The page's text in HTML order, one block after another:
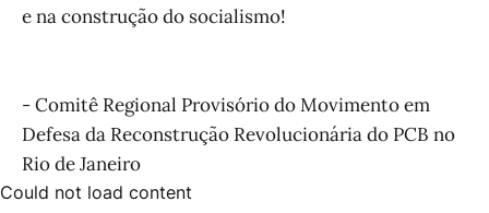
e na construção do socialismo!
- Comitê Regional Provisório do Movimento em
Defesa da Reconstrução Revolucionária do PCB no
Rio de Janeiro
Could not load content